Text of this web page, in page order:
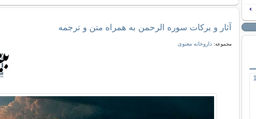
آثار و برکات سوره الرحمن به همراه متن و ترجمه
مجموعه:داروخانه معنوی